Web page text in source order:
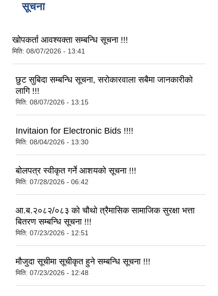
सूचना
खोपकर्ता आवश्यक्ता सम्बन्धि सूचना !!!
मिति: 08/07/2026 - 13:41
छुट सुबिदा सम्बन्धि सूचना, सरोकारवाला सबैमा जानकारीको
लागि !!!
मिति: 08/07/2026 - 13:15
Invitaion for Electronic Bids !!!!
मिति: 08/04/2026 - 13:30
बोलपत्र स्वीकृत गर्ने आशयको सूचना !!!
मिति: 07/28/2026 - 06:42
आ.ब.२०८२/०८३ को चौथो त्रैमासिक सामाजिक सुरक्षा भत्ता
बितरण सम्बन्धि सूचना !!!
मिति: 07/23/2026 - 12:51
मौजुदा सूचीमा सूचीकृत हुने सम्बन्धि सूचना !!!
मिति: 07/23/2026 - 12:48